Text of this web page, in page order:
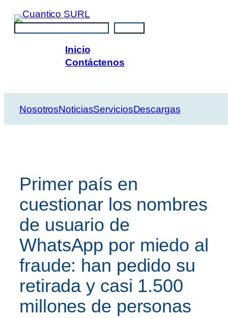
Saltar
contenido
Inicio
Contáctenos
NosotrosNoticiasServiciosDescargas
Primer país en
cuestionar los nombres
de usuario de
WhatsApp por miedo al
fraude: han pedido su
retirada y casi 1.500
millones de personas